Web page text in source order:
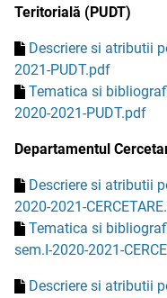
Teritorială (PUDT)
Descriere si atributii
2021-PUDT.pdf
Tematica si
2020-2021-PUDT.pdf
Departamentul
Descriere si atributii
2020-2021-
Tematica si
sem.I-2020-2021-
Descriere si atributii